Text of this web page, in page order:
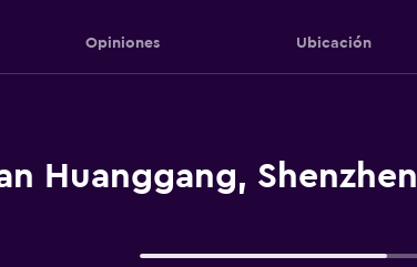
Opiniones Ubicación
Huanggang, Shenzhen